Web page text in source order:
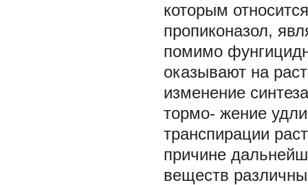
которым
пропиконазол,
помимо
оказывают на
изменение
тормо- жение
транспирации
причине
веществ